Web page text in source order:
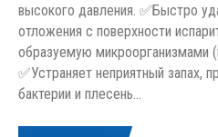
высокого давления. ✅Быстро
отложения с поверхности
образуемую микроорганизмами
✅Устраняет неприятный запах,
бактерии и плесень…